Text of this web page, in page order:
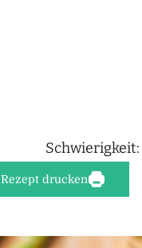
Schwierigkeit:
Rezept drucken